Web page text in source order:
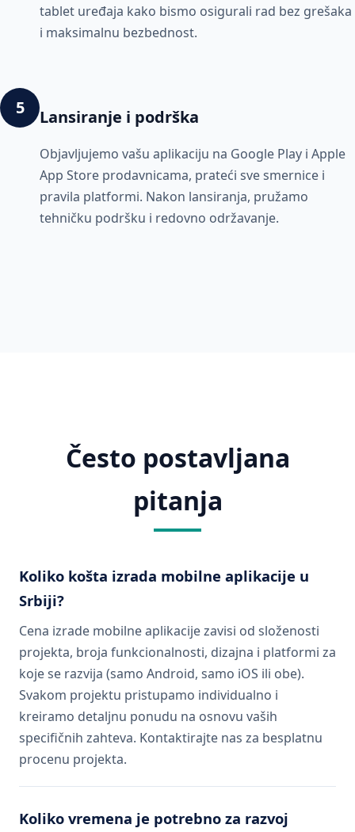
tablet uređaja kako bismo osigurali rad bez grešaka
i maksimalnu bezbednost.
5 Lansiranje i podrška
Objavljujemo vašu aplikaciju na Google Play i Apple
App Store prodavnicama, prateći sve smernice i
pravila platformi. Nakon lansiranja, pružamo
tehničku podršku i redovno održavanje.
Često postavljana
pitanja
Koliko košta izrada mobilne aplikacije u
Srbiji?
Cena izrade mobilne aplikacije zavisi od složenosti
projekta, broja funkcionalnosti, dizajna i platformi za
koje se razvija (samo Android, samo iOS ili obe).
Svakom projektu pristupamo individualno i
kreiramo detaljnu ponudu na osnovu vaših
specifičnih zahteva. Kontaktirajte nas za besplatnu
procenu projekta.
Koliko vremena je potrebno za razvoj